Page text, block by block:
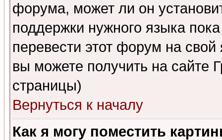
форума, может ли он
поддержки нужного языка
перевести этот форум на
вы можете получить на сайте
страницы)
Вернуться к началу
Как я могу поместить